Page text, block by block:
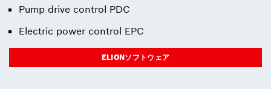
Pump drive control PDC
Electric power control EPC
ELIONソフトウェア